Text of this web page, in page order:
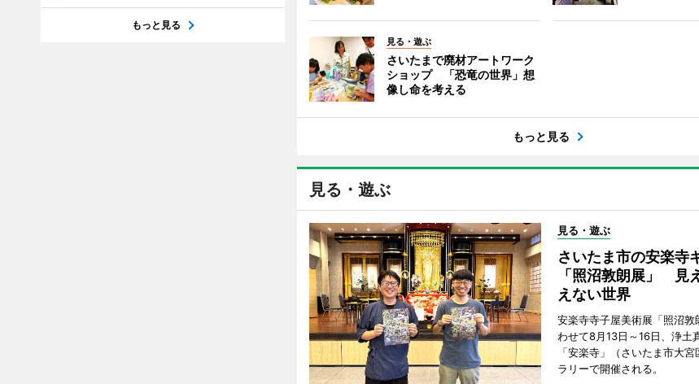
見る・遊ぶ
さいたまで廃材アートワーク
ショップ 「恐竜の世界」想
像し命を考える
もっと見る
見る・遊ぶ
見る・遊ぶ
さいたま市の安楽寺
「照沼敦朗展」 見
えない世界
安楽寺寺子屋美術展「照沼敦
わせて8月13日～16日、浄土
「安楽寺」（さいたま市大
ラリーで開催される。
もっと見る